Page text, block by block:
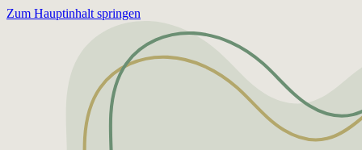
Zum Hauptinhalt springen